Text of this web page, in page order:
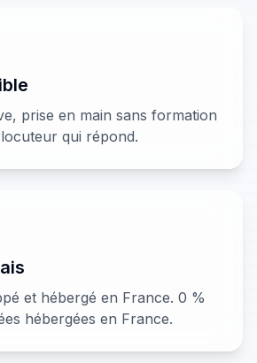
prise en main sans formation
qui répond.
et hébergé en France. 0 %
hébergées en France.